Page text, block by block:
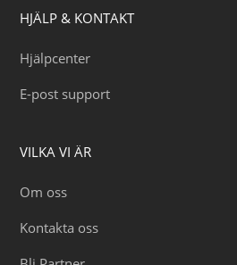
HJÄLP & KONTAKT
Hjälpcenter
E-post support
VILKA VI ÄR
Om oss
Kontakta oss